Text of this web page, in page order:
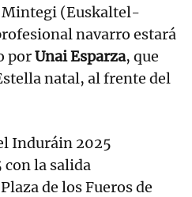
Mintegi (Euskaltel-
navarro estará
porUnai Esparza, que
natal, al frente del
Induráin 2025
con la salida
de los Fueros de